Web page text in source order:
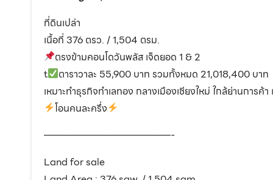
ที่ดินเปล่า
เนื้อที่ 376 ตรว. / 1,504 ตรม.
ตรงข้ามคอนโดวันพลัส เจ็ดยอด 1 & 2
t
ตาราวาละ 55,900 บาท รวมทั้งหมด 21,018,400 บาท
เหมาะทำธุรกิจทำเลทอง กลางเมืองเชียงใหม่ ใกล้ย่านการค้า
โอนคนละครึ่ง
—————————————-
Land for sale